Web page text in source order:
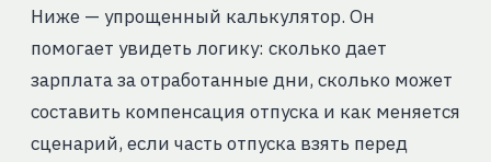
Ниже — упрощенный калькулятор. Он
помогает увидеть логику: сколько дает
зарплата за отработанные дни, сколько может
составить компенсация отпуска и как меняется
сценарий, если часть отпуска взять перед